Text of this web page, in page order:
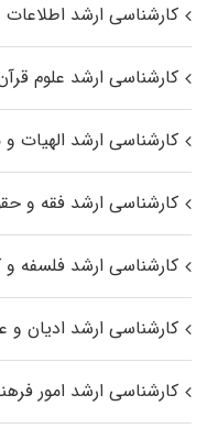
کارشناسی ارشد
کارشناسی ارشد علوم
کارشناسی ارشد
کارشناسی ارشد فقه و
کارشناسی ارشد فلسفه و
کارشناسی ارشد ادیان
کارشناسی ارشد امور